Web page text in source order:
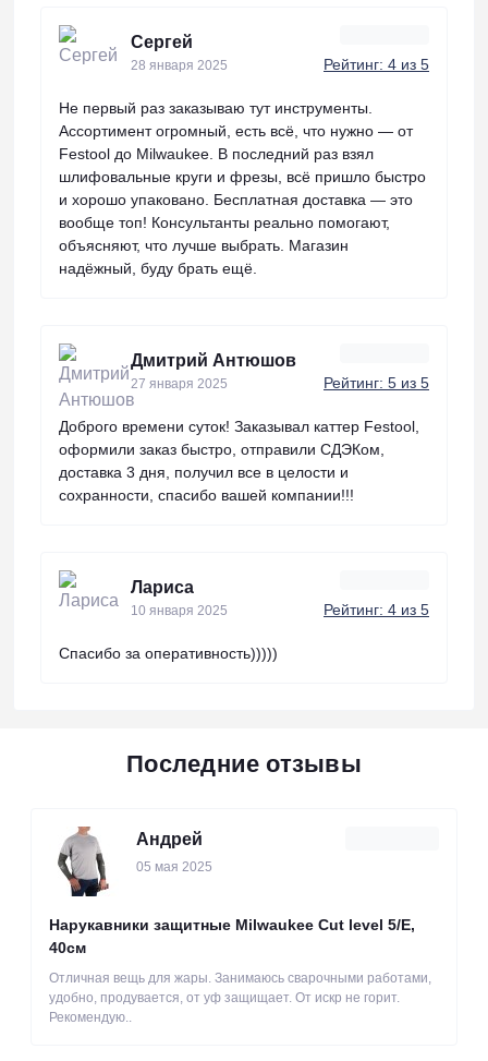
Сергей
28 января 2025 Рейтинг: 4 из 5
Не первый раз заказываю тут инструменты.
Ассортимент огромный, есть всё, что нужно — от
Festool до Milwaukee. В последний раз взял
шлифовальные круги и фрезы, всё пришло быстро
и хорошо упаковано. Бесплатная доставка — это
вообще топ! Консультанты реально помогают,
объясняют, что лучше выбрать. Магазин
надёжный, буду брать ещё.
Дмитрий Антюшов
27 января 2025 Рейтинг: 5 из 5
Доброго времени суток! Заказывал каттер Festool,
оформили заказ быстро, отправили СДЭКом,
доставка 3 дня, получил все в целости и
сохранности, спасибо вашей компании!!!
Лариса
10 января 2025 Рейтинг: 4 из 5
Спасибо за оперативность)))))
Последние отзывы
Андрей
05 мая 2025
Нарукавники защитные Milwaukee Cut level 5/Е,
40см
Отличная вещь для жары. Занимаюсь сварочными работами,
удобно, продувается, от уф защищает. От искр не горит.
Рекомендую..